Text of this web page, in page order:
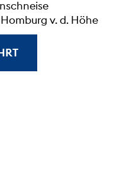
v. d. Höhe